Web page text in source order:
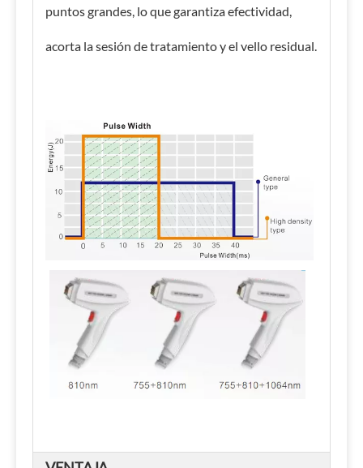
puntos grandes, lo que garantiza efectividad,
acorta la sesión de tratamiento y el vello residual.